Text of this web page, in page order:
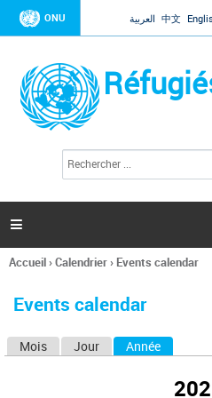
Jump to
ONU العربية 中文
l
c
h
e

Vous
ici
Accueil›Calendrier› Events calendar
Events calendar
Mois Jour Année